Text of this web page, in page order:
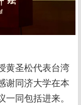
黄圣松代表台湾
谢同济大学在本
同包括进来。